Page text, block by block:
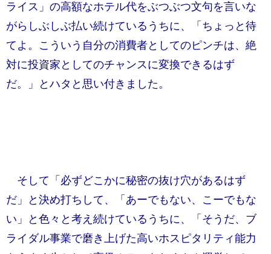
ライス」の高額なホテル代をぶつぶつ文句を言いな
がらしぶしぶ払い続けているうちに、「ちょっと待
てよ。こういう自分の消費者としてのピンチは、絶
対に投資家としてのチャンスに変換できるはず
だ。」とハタと思い付きました。
そして「必ずどこかに秘密の抜け穴があるはず
だ」と決め打ちして、「あーでもない、こーでもな
い」と色々と考え続けているうちに、「そうだ、ブ
ライダル事業で磨き上げた高いホスピタリティ能力